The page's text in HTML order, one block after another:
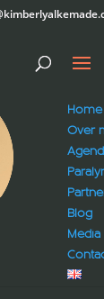
Home
Over
Blog
Media